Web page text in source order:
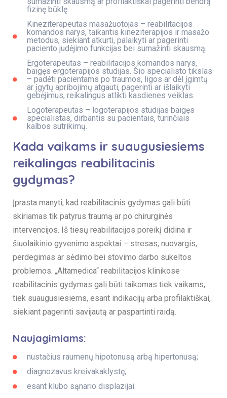
fizinę būklę.
Kineziterapeutas masažuotojas – reabilitacijos
komandos narys, taikantis kineziterapijos ir masažo
metodus, siekiant atkurti, palaikyti ar pagerinti
paciento judėjimo funkcijas bei sumažinti skausmą.
Ergoterapeutas – reabilitacijos komandos narys,
baigęs ergoterapijos studijas. Šio specialisto tikslas
– padėti pacientams po traumos, ligos ar dėl įgimtų
ar įgytų apribojimų atgauti, pagerinti ar išlaikyti
gebėjimus, reikalingus atlikti kasdienes veiklas.
Logoterapeutas – logoterapijos studijas baigęs
specialistas, dirbantis su pacientais, turinčiais
kalbos sutrikimų.
Kada vaikams ir suaugusiesiems
reikalingas reabilitacinis
gydymas?
Įprasta manyti, kad reabilitacinis gydymas gali būti
skiriamas tik patyrus traumą ar po chirurginės
intervencijos. Iš tiesų reabilitacijos poreikį didina ir
šiuolaikinio gyvenimo aspektai – stresas, nuovargis,
perdegimas ar sėdimo bei stovimo darbo sukeltos
problemos. „Altamedica“ reabilitacijos klinikose
reabilitacinis gydymas gali būti taikomas tiek vaikams,
tiek suaugusiesiems, esant indikacijų arba profilaktiškai,
siekiant pagerinti savijautą ar paspartinti raidą.
Naujagimiams:
nustačius raumenų hipotonusą arbą hipertonusą;
diagnozavus kreivakaklystę;
esant klubo sąnario displazijai.